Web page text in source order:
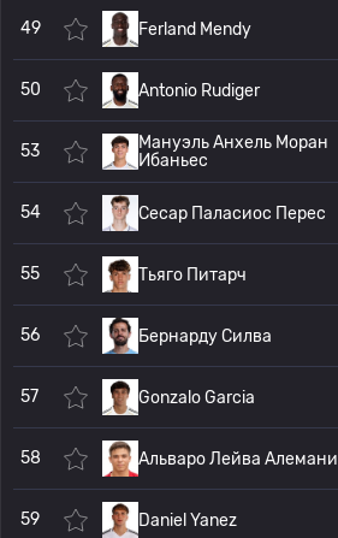
49 Ferland Mendy
50 Antonio Rudiger
53
Мануэль Анхель Моран
Ибаньес
54 Сесар Паласиос Перес
55 Тьяго Питарч
56 Бернарду Силва
57 Gonzalo Garcia
58 Альваро Лейва Алемани
59 Daniel Yanez